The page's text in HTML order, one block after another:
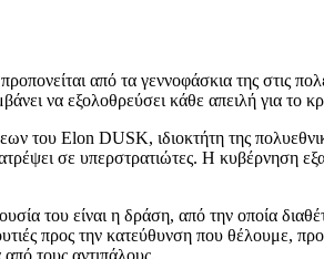
από τα γεννοφάσκια της στις
να εξολοθρεύσει κάθε απειλή για το
του Elon DUSK, ιδιοκτήτη της
σε υπερστρατιώτες. Η κυβέρνηση
του είναι η δράση, από την οποία
προς την κατεύθυνση που θέλουμε,
τους αντιπάλους.